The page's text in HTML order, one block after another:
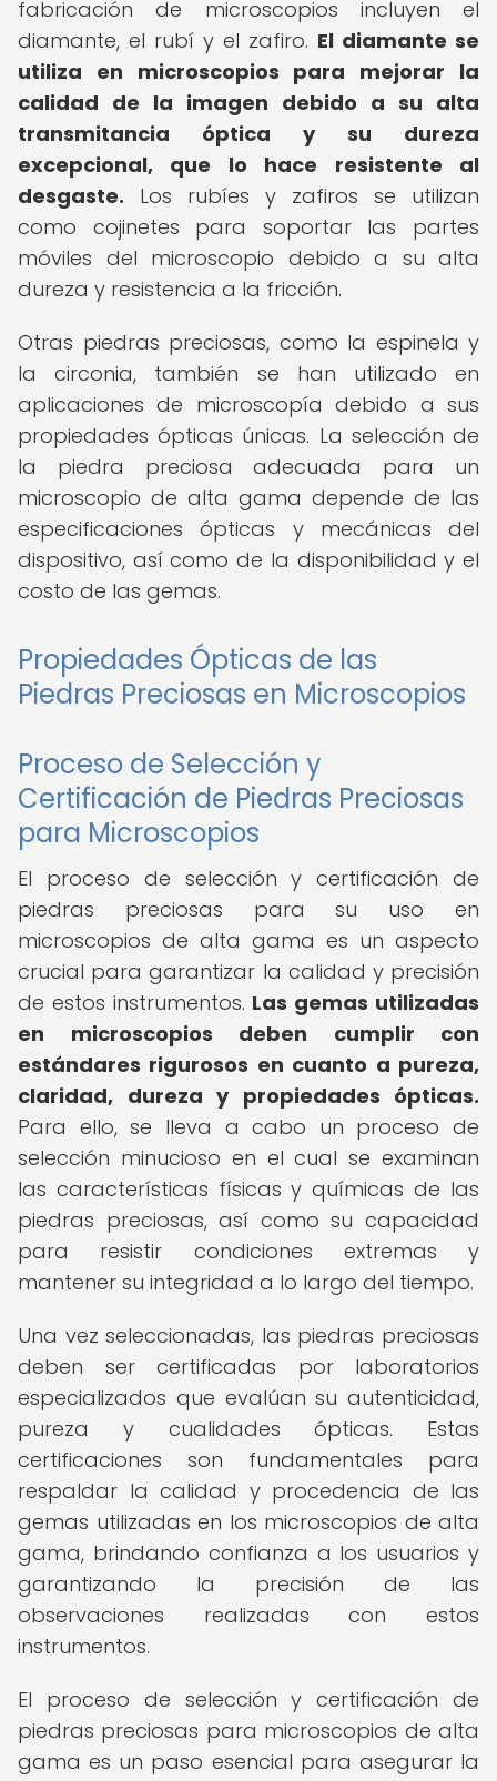
fabricación de microscopios incluyen el
diamante, el rubí y el zafiro. El diamante se
utiliza en microscopios para mejorar la
calidad de la imagen debido a su alta
transmitancia óptica y su dureza
excepcional, que lo hace resistente al
desgaste. Los rubíes y zafiros se utilizan
como cojinetes para soportar las partes
móviles del microscopio debido a su alta
dureza y resistencia a la fricción.
Otras piedras preciosas, como la espinela y
la circonia, también se han utilizado en
aplicaciones de microscopía debido a sus
propiedades ópticas únicas. La selección de
la piedra preciosa adecuada para un
microscopio de alta gama depende de las
especificaciones ópticas y mecánicas del
dispositivo, así como de la disponibilidad y el
costo de las gemas.
Propiedades Ópticas de las
Piedras Preciosas en Microscopios
Proceso de Selección y
Certificación de Piedras Preciosas
para Microscopios
El proceso de selección y certificación de
piedras preciosas para su uso en
microscopios de alta gama es un aspecto
crucial para garantizar la calidad y precisión
de estos instrumentos. Las gemas utilizadas
en microscopios deben cumplir con
estándares rigurosos en cuanto a pureza,
claridad, dureza y propiedades ópticas.
Para ello, se lleva a cabo un proceso de
selección minucioso en el cual se examinan
las características físicas y químicas de las
piedras preciosas, así como su capacidad
para resistir condiciones extremas y
mantener su integridad a lo largo del tiempo.
Una vez seleccionadas, las piedras preciosas
deben ser certificadas por laboratorios
especializados que evalúan su autenticidad,
pureza y cualidades ópticas. Estas
certificaciones son fundamentales para
respaldar la calidad y procedencia de las
gemas utilizadas en los microscopios de alta
gama, brindando confianza a los usuarios y
garantizando la precisión de las
observaciones realizadas con estos
instrumentos.
El proceso de selección y certificación de
piedras preciosas para microscopios de alta
gama es un paso esencial para asegurar la